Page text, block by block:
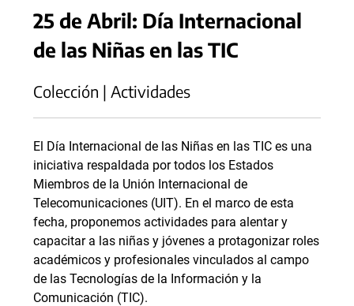
25 de Abril: Día Internacional
de las Niñas en las TIC
Colección | Actividades
El Día Internacional de las Niñas en las TIC es una
iniciativa respaldada por todos los Estados
Miembros de la Unión Internacional de
Telecomunicaciones (UIT). En el marco de esta
fecha, proponemos actividades para alentar y
capacitar a las niñas y jóvenes a protagonizar roles
académicos y profesionales vinculados al campo
de las Tecnologías de la Información y la
Comunicación (TIC).